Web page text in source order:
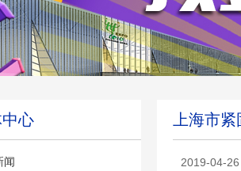
心
闻
上海市
2019-04-